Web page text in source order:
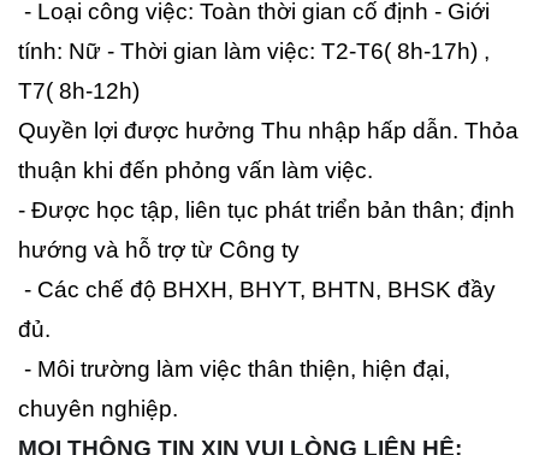
- Loại công việc: Toàn thời gian cố định - Giới
tính: Nữ - Thời gian làm việc: T2-T6( 8h-17h) ,
T7( 8h-12h)
Quyền lợi được hưởng Thu nhập hấp dẫn. Thỏa
thuận khi đến phỏng vấn làm việc.
- Được học tập, liên tục phát triển bản thân; định
hướng và hỗ trợ từ Công ty
- Các chế độ BHXH, BHYT, BHTN, BHSK đầy
đủ.
- Môi trường làm việc thân thiện, hiện đại,
chuyên nghiệp.
MỌI THÔNG TIN XIN VUI LÒNG LIÊN HỆ: